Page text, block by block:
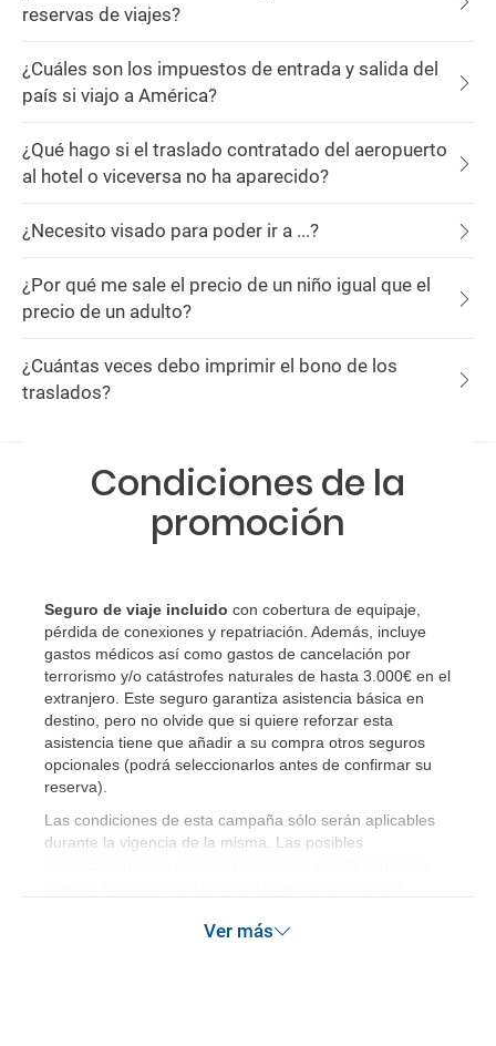
reservas de viajes?
¿Cuáles son los impuestos de entrada y salida del
país si viajo a América?
¿Qué hago si el traslado contratado del aeropuerto
al hotel o viceversa no ha aparecido?
¿Necesito visado para poder ir a ...?
¿Por qué me sale el precio de un niño igual que el
precio de un adulto?
¿Cuántas veces debo imprimir el bono de los
traslados?
Condiciones de la
promoción
Seguro de viaje incluido con cobertura de equipaje,
pérdida de conexiones y repatriación. Además, incluye
gastos médicos así como gastos de cancelación por
terrorismo y/o catástrofes naturales de hasta 3.000€ en el
extranjero. Este seguro garantiza asistencia básica en
destino, pero no olvide que si quiere reforzar esta
asistencia tiene que añadir a su compra otros seguros
opcionales (podrá seleccionarlos antes de confirmar su
reserva)
Las condiciones de esta campaña sólo serán aplicables
durante la vigencia de la misma. Las posibles
Ver más